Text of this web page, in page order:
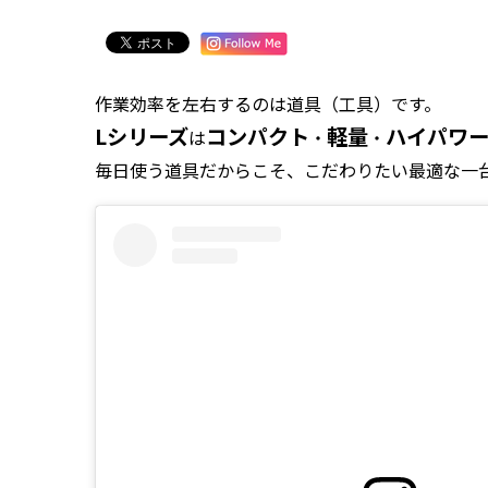
作業効率を左右するのは道具（工具）です。
Lシリーズはコンパクト ・ 軽量 ・ ハイパワー
毎日使う道具だからこそ、こだわりたい最適な一